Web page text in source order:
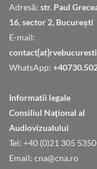
Adresă: str. Paul
16, sector 2, București
E-mail:
WhatsApp:
Informatii legale
Consiliul Naţional al
Audiovizualului
Tel: +40 (0)21 305 5350
Email: cna@cna.ro